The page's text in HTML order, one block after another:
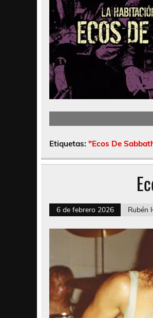
Etiquetas: "Ecos De
6 de febrero 2026 Rubén